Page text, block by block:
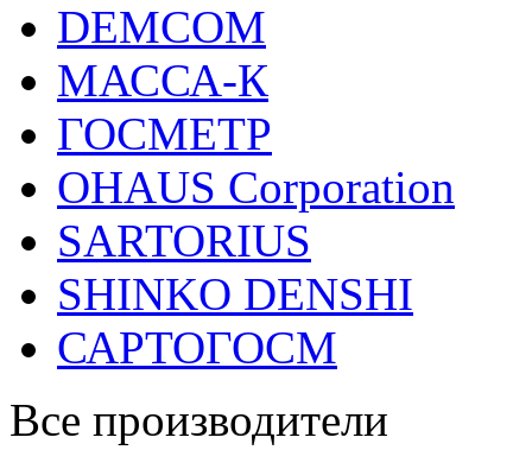
DEMCOM
МАССА-К
ГОСМЕТР
OHAUS Corporation
SARTORIUS
SHINKO DENSHI
САРТОГОСМ
Все производители